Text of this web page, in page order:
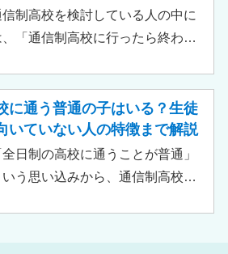
指導やスクールカウンセラーによ
生活面での相談など手厚い支援が
しょう。 この記事では、サポート
の特徴や通信制高校との違い、メ
ット・デメリットについて解説し
す。
信制高校を検討している人の中に
、「通信制高校に行ったら終わ
ある人もいるのではないでしょう
。 結論から言うと、通信制高校に
ったからといって「人生終了」で
決してありません。通信制高校で
に通う普通の子はいる？生徒
いていない人の特徴まで解説
全日制の高校に通うことが普通」
いう思い込みから、通信制高校へ